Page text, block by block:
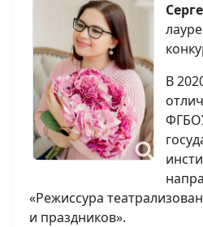
В
«Режиссура
и праздников».